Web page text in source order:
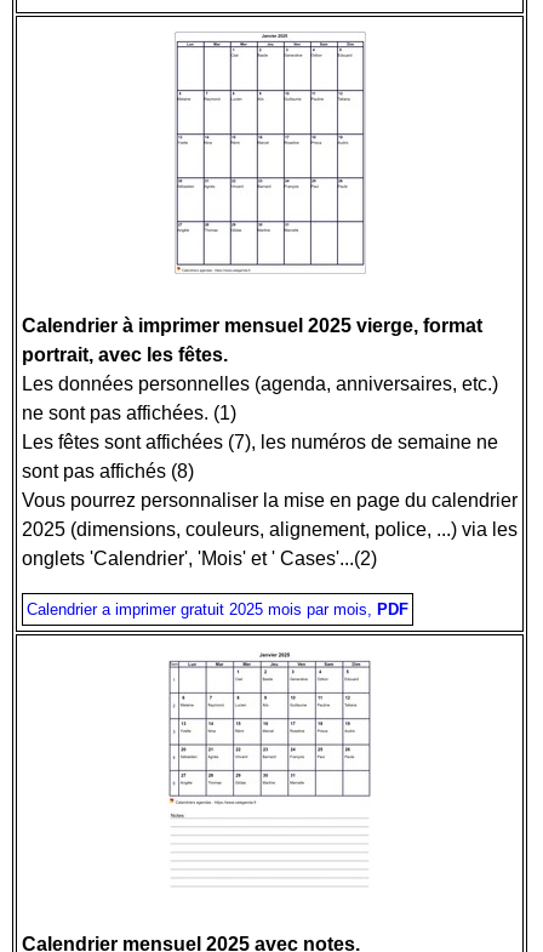
Calendrier à imprimer mensuel 2025 vierge, format
portrait, avec les fêtes.
Les données personnelles (agenda, anniversaires, etc.)
ne sont pas affichées. (1)
Les fêtes sont affichées (7), les numéros de semaine ne
sont pas affichés (8)
Vous pourrez personnaliser la mise en page du calendrier
2025 (dimensions, couleurs, alignement, police, ...) via les
onglets 'Calendrier', 'Mois' et ' Cases'...(2)
Calendrier a imprimer gratuit 2025 mois par mois, PDF
Calendrier mensuel 2025 avec notes.